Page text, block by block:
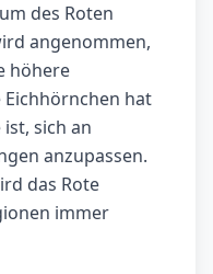
des Roten
angenommen,
höhere
Eichhörnchen hat
sich an
anzupassen.
das Rote
immer